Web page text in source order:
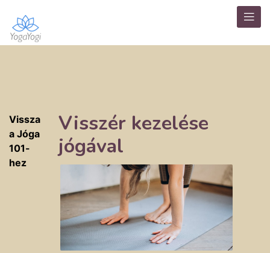
Vissza
a Jóga
101-
hez
Visszér kezelése
jógával